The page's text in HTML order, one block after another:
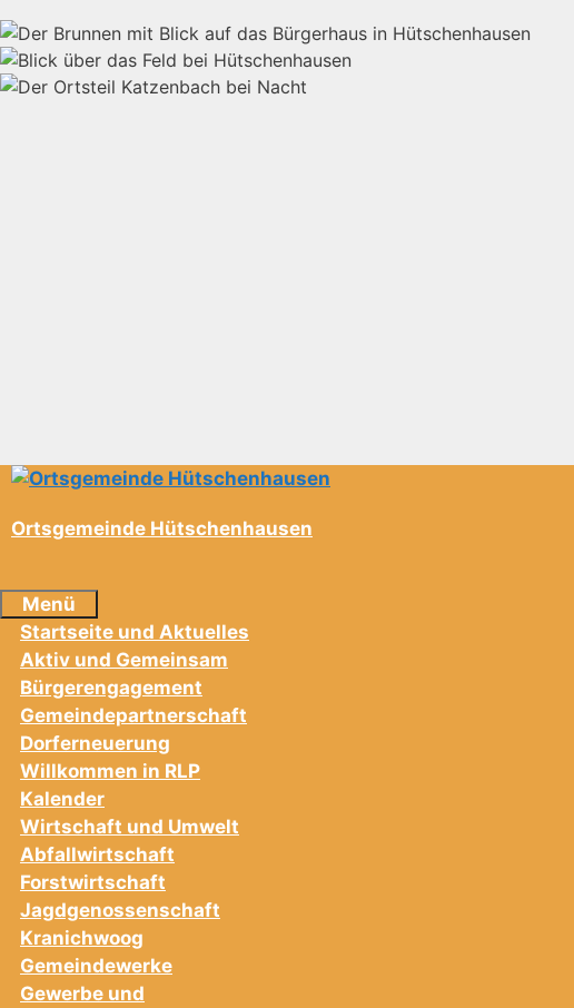
Ortsgemeinde Hütschenhausen
Menü
Startseite und Aktuelles
Aktiv und Gemeinsam
Bürgerengagement
Gemeindepartnerschaft
Dorferneuerung
Willkommen in RLP
Kalender
Wirtschaft und Umwelt
Abfallwirtschaft
Forstwirtschaft
Jagdgenossenschaft
Kranichwoog
Gemeindewerke
Gewerbe und